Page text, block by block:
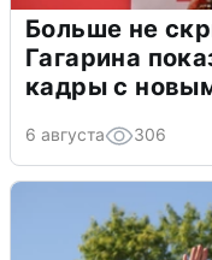
Больше не
Гагарина
кадры с
6 августа 306